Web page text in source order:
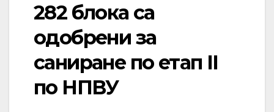
282 блока са
одобрени за
саниране по етап II
по НПВУ